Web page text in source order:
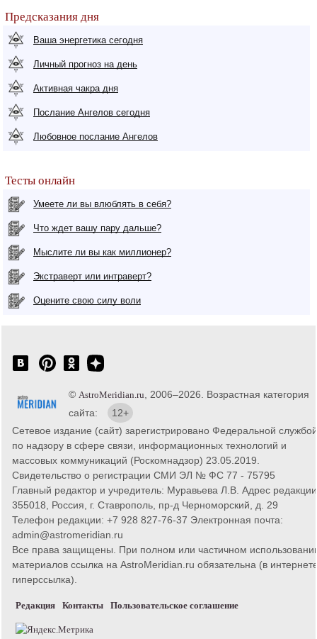
Предсказания дня
Ваша энергетика сегодня
Личный прогноз на день
Активная чакра дня
Послание Ангелов сегодня
Любовное послание Ангелов
Тесты онлайн
Умеете ли вы влюблять в себя?
Что ждет вашу пару дальше?
Мыслите ли вы как миллионер?
Экстраверт или интраверт?
Оцените свою силу воли
© AstroMeridian.ru , 2006–2026. Возрастная категория
сайта:
12+
Сетевое издание (сайт) зарегистрировано Федеральной службой
по надзору в сфере связи, информационных технологий и
массовых коммуникаций (Роскомнадзор) 23.05.2019.
Свидетельство о регистрации СМИ ЭЛ № ФС 77 - 75795
Главный редактор и учредитель: Муравьева Л.В. Адрес
355018, Россия, г. Ставрополь, пр-д Черноморский, д. 29
Телефон редакции: +7 928 827-76-37 Электронная почта:
admin@astromeridian.ru
Все права защищены. При полном или частичном
материалов ссылка на AstroMeridian.ru обязательна (в
гиперссылка).
Редакция Контакты Пользовательское соглашение